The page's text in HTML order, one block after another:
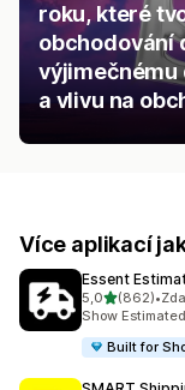
roku, které
obchodování
výjimečnému
a vlivu na
Více aplikací
Essent
5,0z 5 hvězd
(862)
Celkový počet
•
Show
Built for